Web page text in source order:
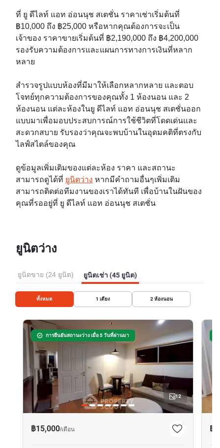
ที่ ยู ดีไลท์ แอท อ่อนนุช สเตชั่น ราคาเช่าเริ่มต้นที่
฿10,000 ถึง ฿25,000 หรือหากคุณต้องการจะเป็น
เจ้าของ ราคาขายเริ่มต้นที่ ฿2,190,000 ถึง ฿4,200,000
รองรับความต้องการและแผนการทางการเงินที่หลาก
หลาย
สำรวจรูปแบบห้องที่มีมาให้เลือกหลากหลาย และตอบ
โจทย์ทุกความต้องการของคุณทั้ง 1 ห้องนอน และ 2
ห้องนอน แต่ละห้องในยู ดีไลท์ แอท อ่อนนุช สเตชั่นออก
แบบมาเพื่อมอบประสบการณ์การใช้ชีวิตที่โดดเด่นและ
สะดวกสบาย รับรองว่าคุณจะพบบ้านในอุดมคติที่ตรงกับ
ไลฟ์สไตล์ของคุณ
ดูข้อมูลเพิ่มเติมของแต่ละห้อง ราคา และสถานะ
สามารถดูได้ที่ ยูนิตว่าง หากมีคำถามอื่นๆเพิ่มเติม
สามารถติดต่อทีมงานของเราได้ทันที เพื่อบ้านในฝันของ
คุณที่รออยู่ที่ ยู ดีไลท์ แอท อ่อนนุช สเตชั่น
ยูนิตว่าง
ยูนิตขาย (24 ยูนิต) ยูนิตเช่า (45 ยูนิต)
ทั้งหมด 1 เตียง 2 ห้องนอน
การยืนยันสถานะว่าง เมื่อ 5 วันที่ผ่านมา
12
฿15,000/เดือน ฿